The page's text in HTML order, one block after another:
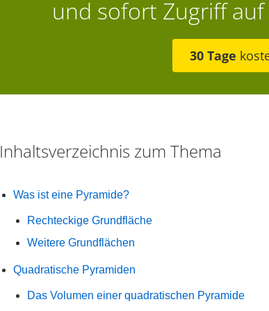
und sofort Zugriff
30 Tage
Inhaltsverzeichnis zum Thema
Was ist eine Pyramide?
Rechteckige Grundfläche
Weitere Grundflächen
Quadratische Pyramiden
Das Volumen einer quadratischen Pyramide